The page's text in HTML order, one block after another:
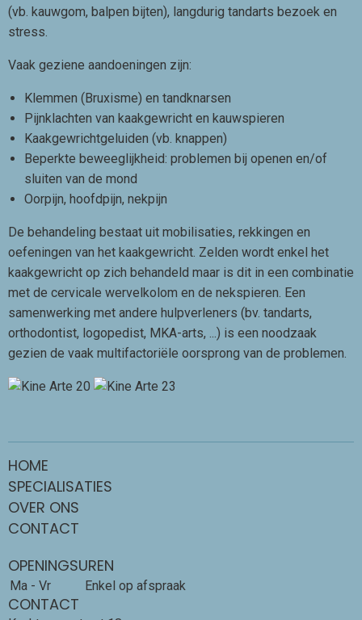
(vb. kauwgom, balpen bijten), langdurig tandarts bezoek en
stress.
Vaak geziene aandoeningen zijn:
Klemmen (Bruxisme) en tandknarsen
Pijnklachten van kaakgewricht en kauwspieren
Kaakgewrichtgeluiden (vb. knappen)
Beperkte beweeglijkheid: problemen bij openen en/of
sluiten van de mond
Oorpijn, hoofdpijn, nekpijn
De behandeling bestaat uit mobilisaties, rekkingen en
oefeningen van het kaakgewricht. Zelden wordt enkel het
kaakgewricht op zich behandeld maar is dit in een combinatie
met de cervicale wervelkolom en de nekspieren. Een
samenwerking met andere hulpverleners (bv. tandarts,
orthodontist, logopedist, MKA-arts, ...) is een noodzaak
gezien de vaak multifactoriële oorsprong van de problemen.
HOME
SPECIALISATIES
OVER ONS
CONTACT
OPENINGSUREN
Ma - Vr Enkel op afspraak
CONTACT